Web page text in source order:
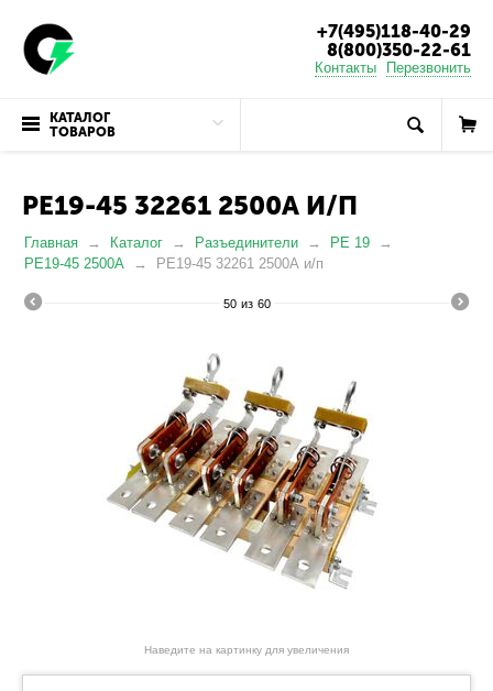
+7(495)118-40-29
8(800)350-22-61
Контакты Перезвонить
КАТАЛОГ
ТОВАРОВ
РЕ19-45 32261 2500А И/П
Главная Каталог Разъединители
РЕ 19
РЕ19-45 2500А
РЕ19-45 32261 2500А и/п
50 из 60
Наведите на картинку для увеличения